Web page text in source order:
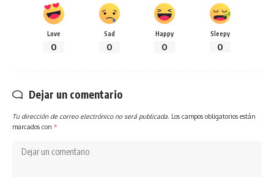
Love
0
Sad
0
Happy
0
Sleepy
0
Dejar un comentario
Tu dirección de correo electrónico no será publicada. Los campos obligatorios están
marcados con *